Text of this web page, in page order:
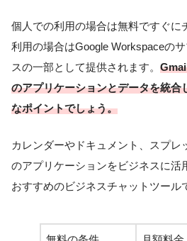
個人での利用の場合は無料ですぐに
利用の場合はGoogle Workspaceの
スの一部として提供されます。
のアプリケーションとデータを統合
なポイントでしょう。
カレンダーやドキュメント、スプレ
のアプリケーションをビジネスに活
おすすめのビジネスチャットツール